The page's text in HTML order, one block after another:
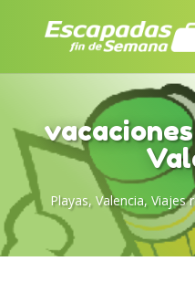
Playas, Valencia, Viajes